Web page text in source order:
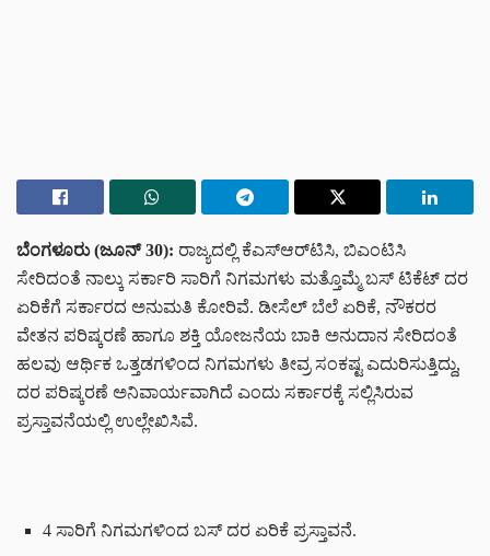
ಬೆಂಗಳೂರು (ಜೂನ್ 30): ರಾಜ್ಯದಲ್ಲಿ ಕೆಎಸ್‌ಆರ್‌ಟಿಸಿ, ಬಿಎಂಟಿಸಿ
ಸೇರಿದಂತೆ ನಾಲ್ಕು ಸರ್ಕಾರಿ ಸಾರಿಗೆ ನಿಗಮಗಳು ಮತ್ತೊಮ್ಮೆ ಬಸ್ ಟಿಕೆಟ್ ದರ
ಏರಿಕೆಗೆ ಸರ್ಕಾರದ ಅನುಮತಿ ಕೋರಿವೆ. ಡೀಸೆಲ್ ಬೆಲೆ ಏರಿಕೆ, ನೌಕರರ
ವೇತನ ಪರಿಷ್ಕರಣೆ ಹಾಗೂ ಶಕ್ತಿ ಯೋಜನೆಯ ಬಾಕಿ ಅನುದಾನ ಸೇರಿದಂತೆ
ಹಲವು ಆರ್ಥಿಕ ಒತ್ತಡಗಳಿಂದ ನಿಗಮಗಳು ತೀವ್ರ ಸಂಕಷ್ಟ ಎದುರಿಸುತ್ತಿದ್ದು,
ದರ ಪರಿಷ್ಕರಣೆ ಅನಿವಾರ್ಯವಾಗಿದೆ ಎಂದು ಸರ್ಕಾರಕ್ಕೆ ಸಲ್ಲಿಸಿರುವ
ಪ್ರಸ್ತಾವನೆಯಲ್ಲಿ ಉಲ್ಲೇಖಿಸಿವೆ.
4 ಸಾರಿಗೆ ನಿಗಮಗಳಿಂದ ಬಸ್ ದರ ಏರಿಕೆ ಪ್ರಸ್ತಾವನೆ.